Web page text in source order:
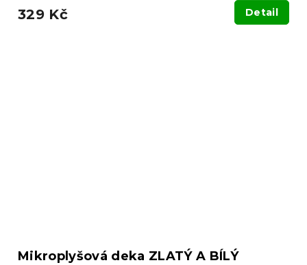
329 Kč Detail
Mikroplyšová deka ZLATÝ A BÍLÝ